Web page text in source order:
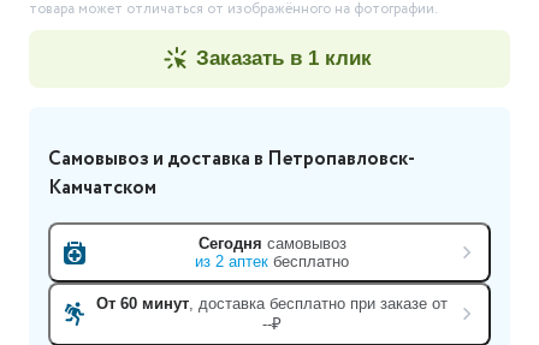
товара может отличаться от изображённого на фотографии.
заказать в 1 клик
Самовывоз и доставка в Петропавловск-
Камчатском
Сегодня самовывоз
из 2 аптек бесплатно
От 60 минут , доставка бесплатно при заказе от
--₽